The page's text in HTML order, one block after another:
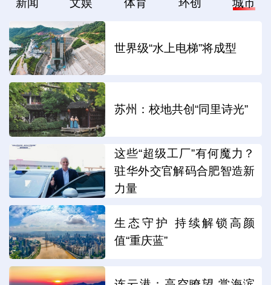
新闻 文娱 体育 环创 城市
世界级“水上电梯”将成型
苏州：校地共创“同里诗光”
这些“超级工厂”有何魔力？
驻华外交官解码合肥智造新
力量
生态守护 持续解锁高颜
值“重庆蓝”